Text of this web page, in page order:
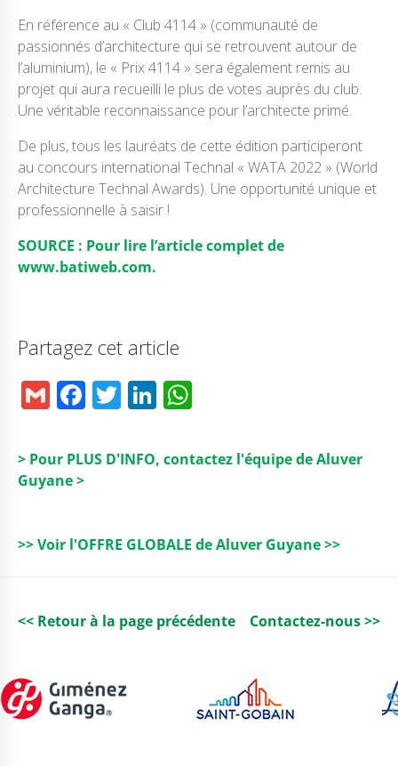
En référence au « Club 4114 » (communauté de
passionnés d’architecture qui se retrouvent autour de
l’aluminium), le « Prix 4114 » sera également remis au
projet qui aura recueilli le plus de votes auprès du club.
Une véritable reconnaissance pour l’architecte primé.
De plus, tous les lauréats de cette édition participeront
au concours international Technal « WATA 2022 » (World
Architecture Technal Awards). Une opportunité unique et
professionnelle à saisir !
SOURCE : Pour lire l’article complet de
www.batiweb.com.
Partagez cet article
G
m
ai
l
F
a
c
o
T
w
it
r
Li
n
k
e
n
a
p
> Pour PLUS D'INFO, contactez l'équipe de Aluver
Guyane >
>> Voir l'OFFRE GLOBALE de Aluver Guyane >>
<< Retour à la page précédente Contactez-nous >>